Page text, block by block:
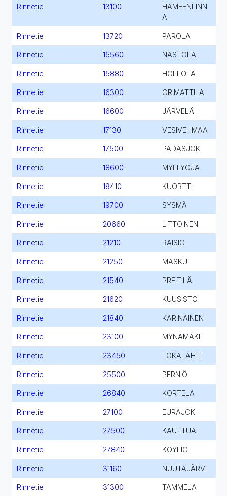
Rinnetie 13100
HÄMEENLINN
A
Rinnetie 13720 PAROLA
Rinnetie 15560 NASTOLA
Rinnetie 15880 HOLLOLA
Rinnetie 16300 ORIMATTILA
Rinnetie 16600 JÄRVELÄ
Rinnetie 17130 VESIVEHMAA
Rinnetie 17500 PADASJOKI
Rinnetie 18600 MYLLYOJA
Rinnetie 19410 KUORTTI
Rinnetie 19700 SYSMÄ
Rinnetie 20660 LITTOINEN
Rinnetie 21210 RAISIO
Rinnetie 21250 MASKU
Rinnetie 21540 PREITILÄ
Rinnetie 21620 KUUSISTO
Rinnetie 21840 KARINAINEN
Rinnetie 23100 MYNÄMÄKI
Rinnetie 23450 LOKALAHTI
Rinnetie 25500 PERNIÖ
Rinnetie 26840 KORTELA
Rinnetie 27100 EURAJOKI
Rinnetie 27500 KAUTTUA
Rinnetie 27840 KÖYLIÖ
Rinnetie 31160 NUUTAJÄRVI
Rinnetie 31300 TAMMELA